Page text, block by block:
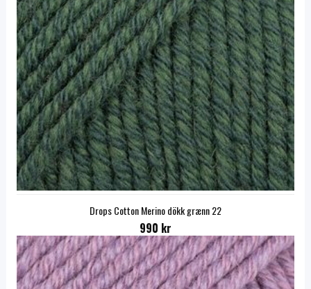
Drops Cotton Merino dökk grænn 22
990 kr